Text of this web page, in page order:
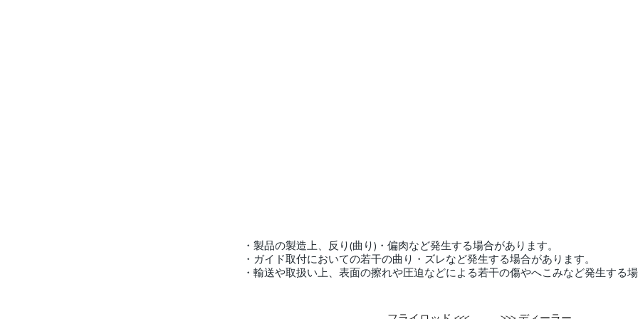
・製品の製造上、反り(曲り)・偏肉など発生する場合があります。
・ガイド取付においての若干の曲り・ズレなど発生する場合があります。
・輸送や取扱い上、表面の擦れや圧迫などによる若干の傷やへこみなど発生する